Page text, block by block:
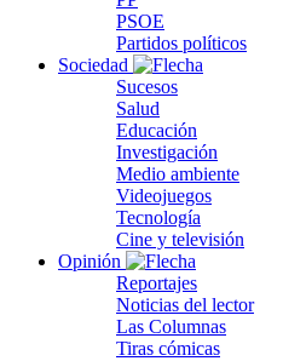
PSOE
Partidos políticos
Sociedad
Sucesos
Salud
Educación
Investigación
Medio ambiente
Videojuegos
Tecnología
Cine y televisión
Opinión
Reportajes
Noticias del lector
Las Columnas
Tiras cómicas